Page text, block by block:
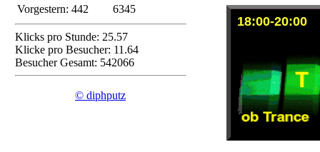
Vorgestern: 442 6345
Klicks pro Stunde: 25.57
Klicke pro Besucher: 11.64
Besucher Gesamt: 542066
© diphputz
18:00-20:00